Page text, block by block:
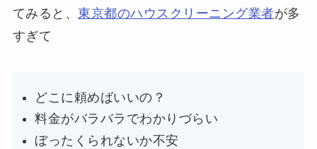
てみると、東京都のハウスクリーニング業者が多
すぎて
どこに頼めばいいの？
料金がバラバラでわかりづらい
ぼったくられないか不安